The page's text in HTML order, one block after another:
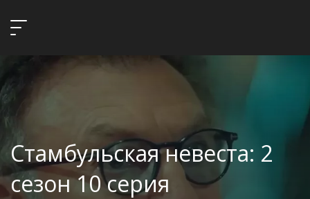
Стамбульская невеста: 2
сезон 10 серия